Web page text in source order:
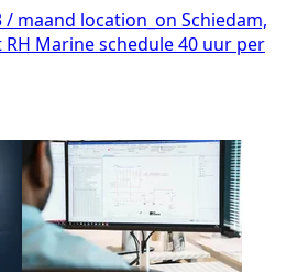
/ maand location_on Schiedam,
RH Marineschedule40 uur per